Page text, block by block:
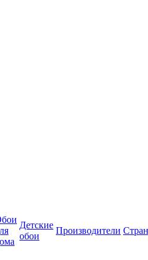
Детские
обои
Производители